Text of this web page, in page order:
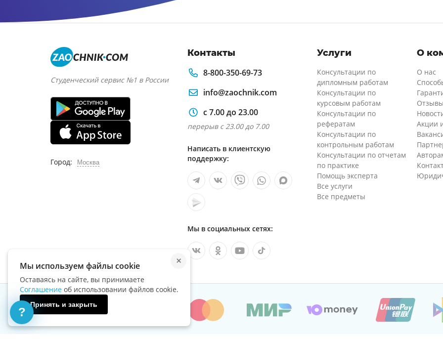
Студенческий сервис №1 в России
Город: Москва
Контакты
8-800-350-69-73
info@zaochnik.com
с 7.00 до 23.00
перерыв с 23.00 до 7.00
Написать в клиентскую
поддержку:
Мы в социальных сетях:
Услуги
Консультации по
дипломным работам
Консультации по
курсовым работам
Консультации по
рефератам
Консультации по
контрольным работам
Консультации по отчетам
по практике
Помощь эксперта
Все услуги
Все предметы
О
О нас
Акции
Мы принимаем:
?
×
Мы используем файлы cookie
Оставаясь на сайте, вы принимаете
Соглашение об использовании файлов cookie.
Принять и закрыть